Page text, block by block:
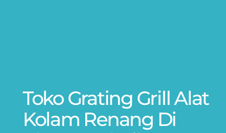
Toko Grating Grill Alat
Kolam Renang Di